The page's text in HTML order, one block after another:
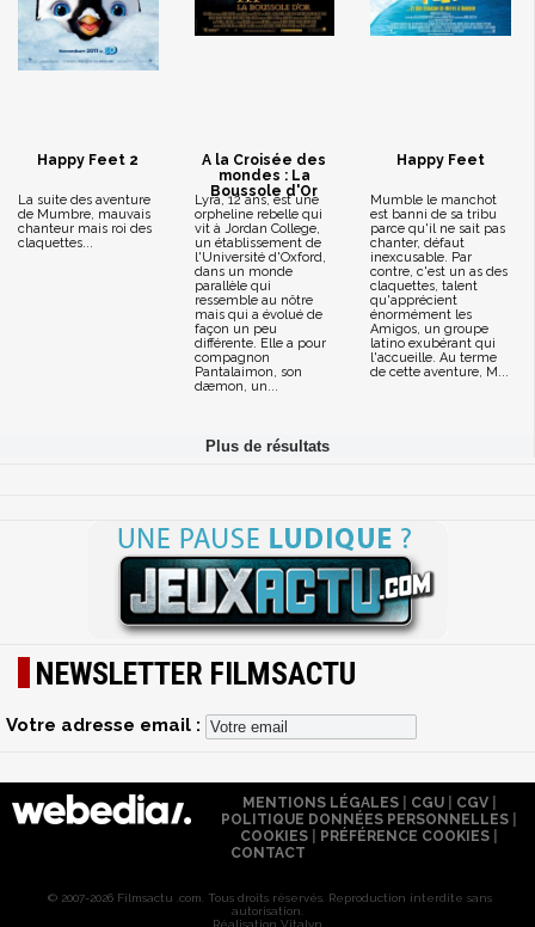
Happy Feet 2
La suite des aventure
de Mumbre, mauvais
chanteur mais roi des
claquettes...
A la Croisée des
mondes : La
Boussole d'Or
Lyra, 12 ans, est une
orpheline rebelle qui
vit à Jordan College,
un établissement de
l'Université d'Oxford,
dans un monde
parallèle qui
ressemble au nôtre
mais qui a évolué de
façon un peu
différente. Elle a pour
compagnon
Pantalaimon, son
dæmon, un...
Happy Feet
Mumble le manchot
est banni de sa tribu
parce qu'il ne sait pas
chanter, défaut
inexcusable. Par
contre, c'est un as des
claquettes, talent
qu'apprécient
énormément les
Amigos, un groupe
latino exubérant qui
l'accueille. Au terme
de cette aventure, M...
NEWSLETTER FILMSACTU
Votre adresse email :
MENTIONS LÉGALES| CGU| CGV|
POLITIQUE DONNÉES PERSONNELLES
COOKIES
PRÉFÉRENCE COOKIES
CONTACT
© 2007-2026 Filmsactu .com. Tous droits réservés. Reproduction interdite sans
autorisation.
Réalisation Vitalyn